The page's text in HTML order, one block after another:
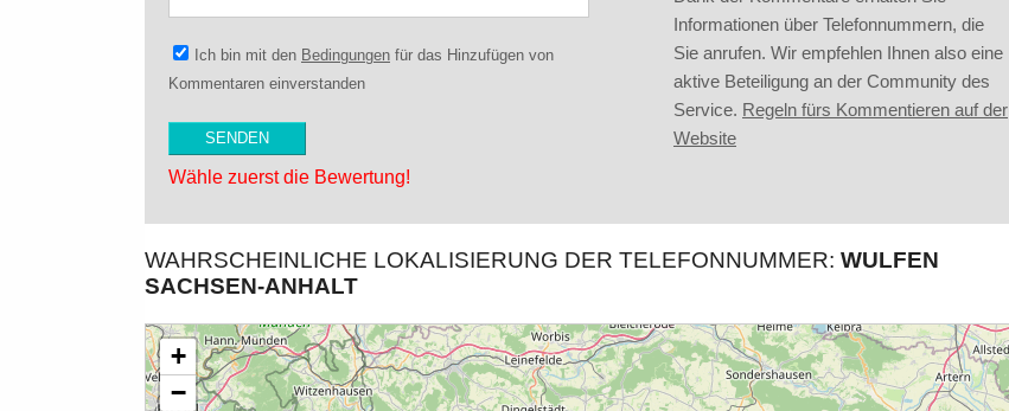
Ich bin mit den Bedingungen für das Hinzufügen von
Kommentaren einverstanden
Wähle zuerst die Bewertung!
Informationen über Telefonnummern, die
Sie anrufen. Wir empfehlen Ihnen also eine
aktive Beteiligung an der Community des
Service. Regeln fürs Kommentieren auf der
Website
WAHRSCHEINLICHE LOKALISIERUNG DER TELEFONNUMMER: WULFEN
SACHSEN-ANHALT